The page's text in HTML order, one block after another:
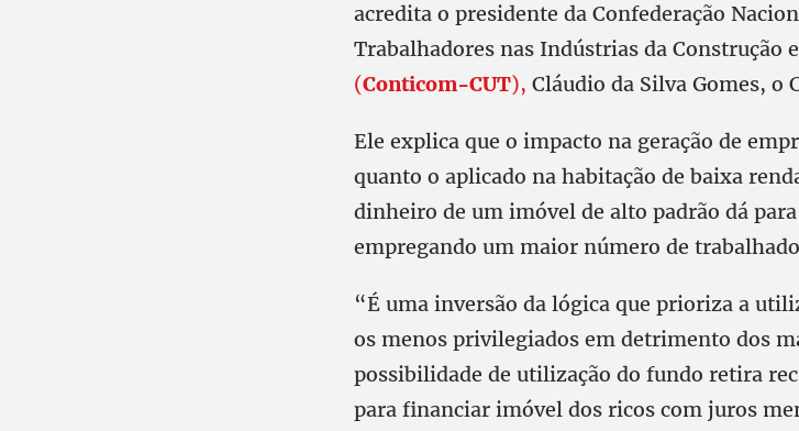
acredita o presidente da Confederação
Trabalhadores nas Indústrias da Construção
(Conticom-CUT), Cláudio da Silva Gomes, o
Ele explica que o impacto na geração de
quanto o aplicado na habitação de baixa
dinheiro de um imóvel de alto padrão dá
empregando um maior número de
“É uma inversão da lógica que prioriza a
os menos privilegiados em detrimento dos
possibilidade de utilização do fundo retira
para financiar imóvel dos ricos com juros